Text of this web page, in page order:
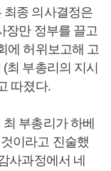
최종 의사결정은
장만 정부를 끌고
에 허위보고해 고
최 부총리의 지시
따졌다.
부총리가 하베
이라고 진술했
사과정에서 네